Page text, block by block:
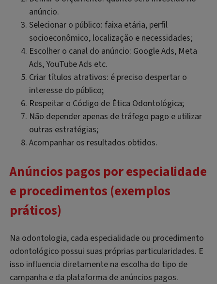
anúncio.
Selecionar o público: faixa etária, perfil
socioeconômico, localização e necessidades;
Escolher o canal do anúncio: Google Ads, Meta
Ads, YouTube Ads etc.
Criar títulos atrativos: é preciso despertar o
interesse do público;
Respeitar o Código de Ética Odontológica;
Não depender apenas de tráfego pago e utilizar
outras estratégias;
Acompanhar os resultados obtidos.
Anúncios pagos por especialidade
e procedimentos (exemplos
práticos)
Na odontologia, cada especialidade ou procedimento
odontológico possui suas próprias particularidades. E
isso influencia diretamente na escolha do tipo de
campanha e da plataforma de anúncios pagos.